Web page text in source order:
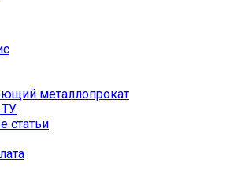
металлопрокат
статьи